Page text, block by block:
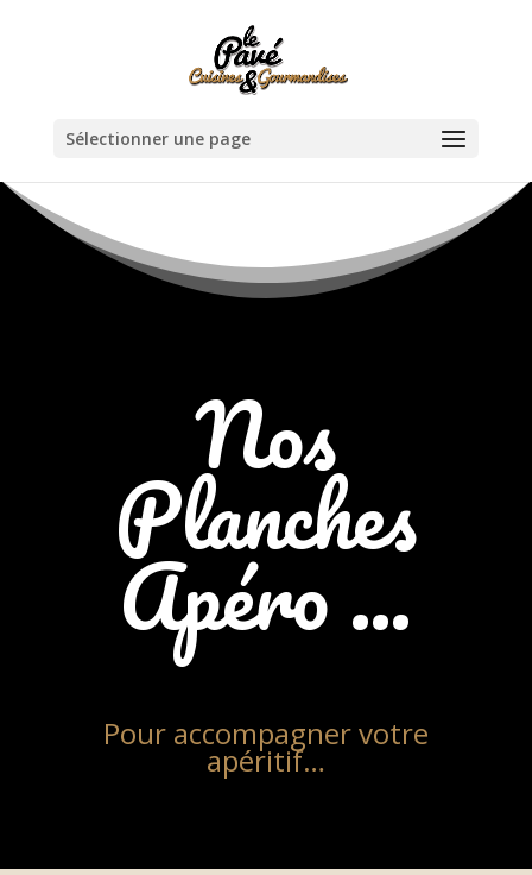
Sélectionner une page
Nos
Planches
Apéro …
Pour accompagner votre
apéritif…